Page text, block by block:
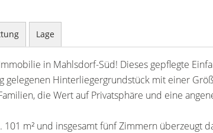
Lage
in Mahlsdorf-Süd! Dieses gepflegte
gelegenen Hinterliegergrundstück mit einer
die Wert auf Privatsphäre und eine
101 m² und insgesamt fünf Zimmern überzeugt